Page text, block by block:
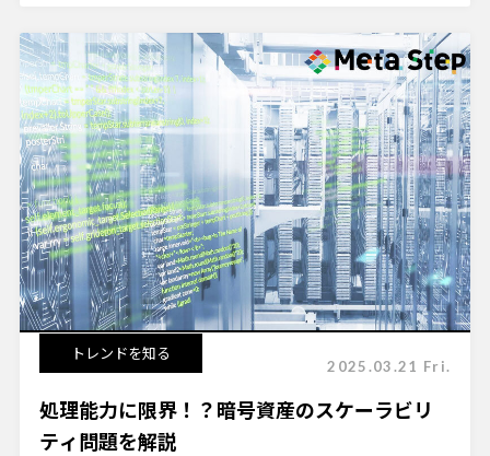
トレンドを知る
2025.03.21 Fri.
処理能力に限界！？暗号資産のスケーラビリ
ティ問題を解説